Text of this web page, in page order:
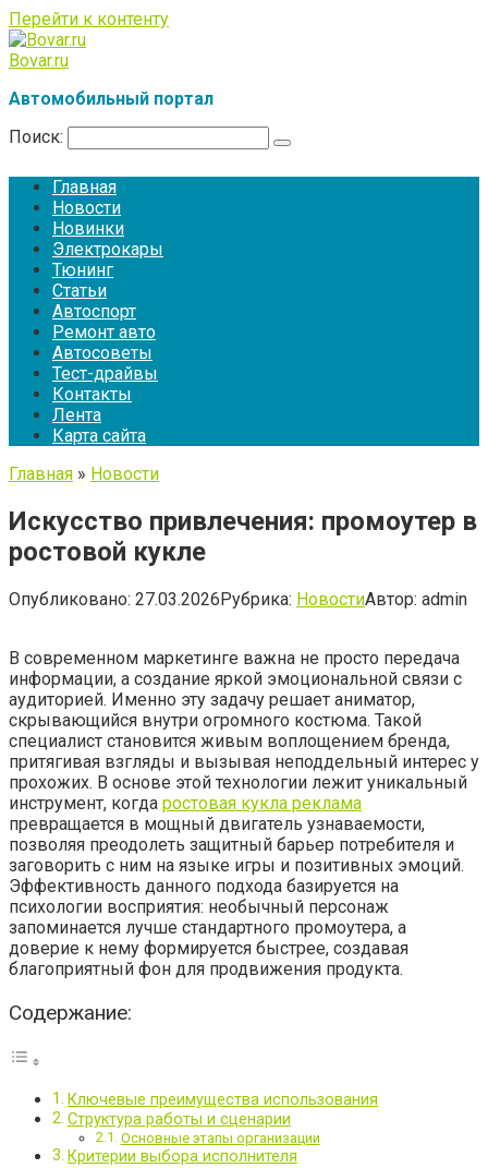
Перейти к контенту
Bovar.ru
Автомобильный портал
Поиск:
Главная
Новости
Новинки
Электрокары
Тюнинг
Статьи
Автоспорт
Ремонт авто
Автосоветы
Тест-драйвы
Контакты
Лента
Карта сайта
Главная » Новости
Искусство привлечения: промоутер в
ростовой кукле
Опубликовано: 27.03.2026Рубрика: НовостиАвтор: admin
В современном маркетинге важна не просто передача
информации, а создание яркой эмоциональной связи с
аудиторией. Именно эту задачу решает аниматор,
скрывающийся внутри огромного костюма. Такой
специалист становится живым воплощением бренда,
притягивая взгляды и вызывая неподдельный интерес у
прохожих. В основе этой технологии лежит уникальный
инструмент, когда ростовая кукла реклама
превращается в мощный двигатель узнаваемости,
позволяя преодолеть защитный барьер потребителя и
заговорить с ним на языке игры и позитивных эмоций.
Эффективность данного подхода базируется на
психологии восприятия: необычный персонаж
запоминается лучше стандартного промоутера, а
доверие к нему формируется быстрее, создавая
благоприятный фон для продвижения продукта.
Содержание:
Ключевые преимущества использования
Структура работы и сценарии
Основные этапы организации
Критерии выбора исполнителя